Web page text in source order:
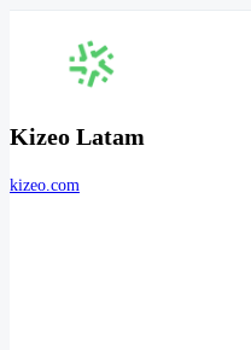
Kizeo Latam
kizeo.com